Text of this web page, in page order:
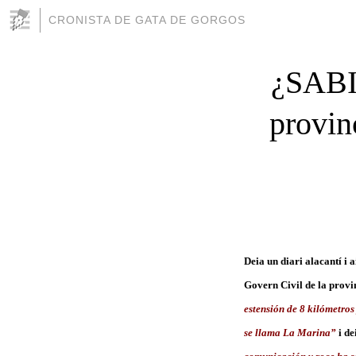
CRONISTA DE GATA DE GORGOS
Deia un diari alacantí i
Govern Civil de la
estensión de 8
se llama La Marina” i